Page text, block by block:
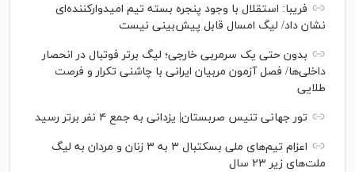
فریبا: استقلال با وجود پنجره بسته تیم امیدوارکننده‌ای
نشان داد/ لیگ امسال قابل پیش‌بینی نیست
بدون حتی یک سرمربی خارجی؛ لیگ برتر فوتبال در انحصار
داخلی‌ها/ فصل آزمون مربیان ایرانی با چاشنی تکرار و فرصت
طلایی
تور جهانی تنیس صربستان| یزدانی به جمع ۴ نفر برتر رسید
اعزام تیم‌های ملی بسکتبال ۳ به ۳ زنان و مردان به لیگ
ملت‌های زیر ۲۳ سال